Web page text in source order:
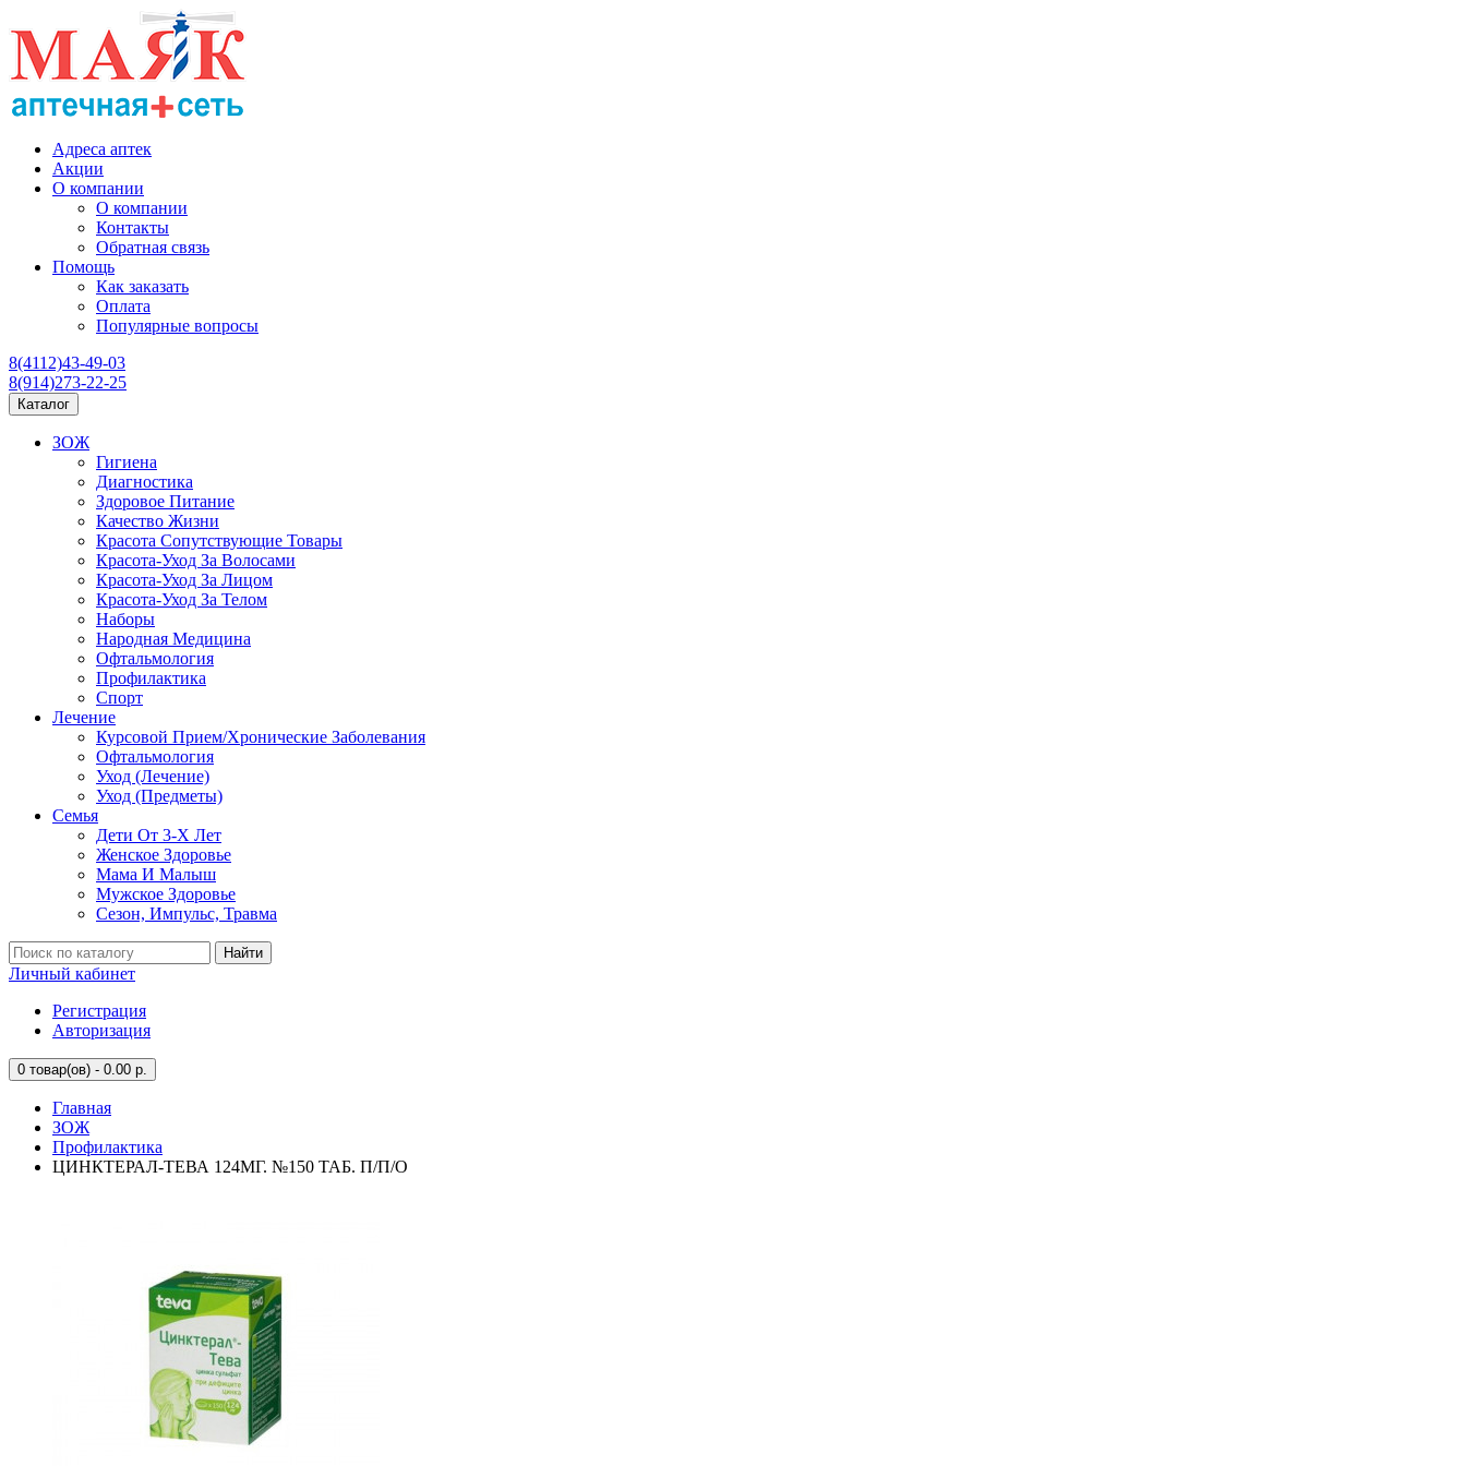
Адреса аптек
Акции
О компании
О компании
Контакты
Обратная связь
Помощь
Как заказать
Оплата
Популярные вопросы
8(4112)43-49-03
8(914)273-22-25
Каталог
ЗОЖ
Гигиена
Диагностика
Здоровое Питание
Качество Жизни
Красота Сопутствующие Товары
Красота-Уход За Волосами
Красота-Уход За Лицом
Красота-Уход За Телом
Наборы
Народная Медицина
Офтальмология
Профилактика
Спорт
Лечение
Курсовой Прием/Хронические Заболевания
Офтальмология
Уход (Лечение)
Уход (Предметы)
Семья
Дети От 3-Х Лет
Женское Здоровье
Мама И Малыш
Мужское Здоровье
Сезон, Импульс, Травма
Найти
Личный кабинет
Регистрация
Авторизация
0 товар(ов) - 0.00 р.
Главная
ЗОЖ
Профилактика
ЦИНКТЕРАЛ-ТЕВА 124МГ. №150 ТАБ. П/П/О